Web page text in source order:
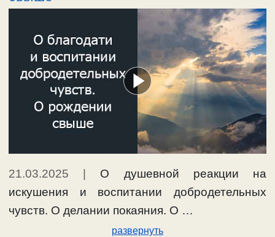
21.03.2025
О душевной реакции на
искушения и воспитании добродетельных
чувств. О делании покаяния. О …
развернуть